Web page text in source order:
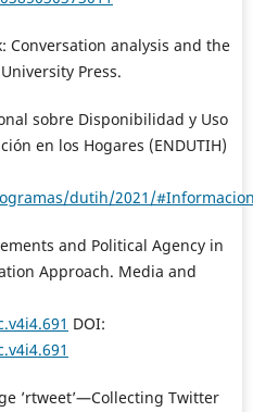
Conversation analysis and the
Press.
sobre Disponibilidad y Uso
en los Hogares (ENDUTIH)
dutih/2021/
and Political Agency in
Approach. Media and
DOI:
’rtweet’—Collecting Twitter